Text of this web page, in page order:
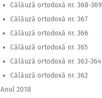
Călăuză ortodoxă nr. 368-369
Călăuză ortodoxă nr. 367
Călăuză ortodoxă nr. 366
Călăuză ortodoxă nr. 365
Călăuză ortodoxă nr. 363-364
Călăuză ortodoxă nr. 362
Anul 2018